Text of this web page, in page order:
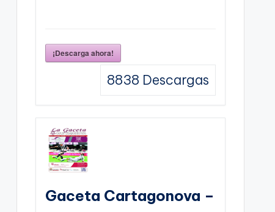
¡Descarga ahora!
8838 Descargas
Gaceta Cartagonova –